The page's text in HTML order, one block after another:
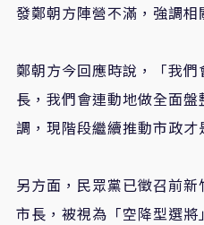
發鄭朝方陣營不滿，強調相
鄭朝方今回應時說，「我
長，我們會連動地做全面
調，現階段繼續推動市政才
另方面，民眾黨已徵召前
市長，被視為「空降型選